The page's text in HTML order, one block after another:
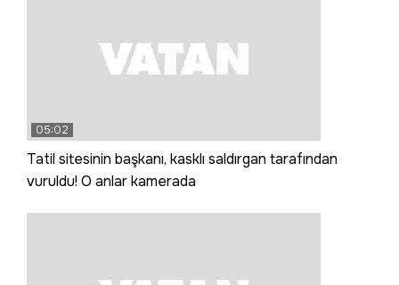
05:02
Tatil sitesinin başkanı, kasklı saldırgan tarafından
vuruldu! O anlar kamerada